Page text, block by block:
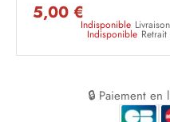
5,00 €
Indisponible
Indisponible
🔒 Paiement